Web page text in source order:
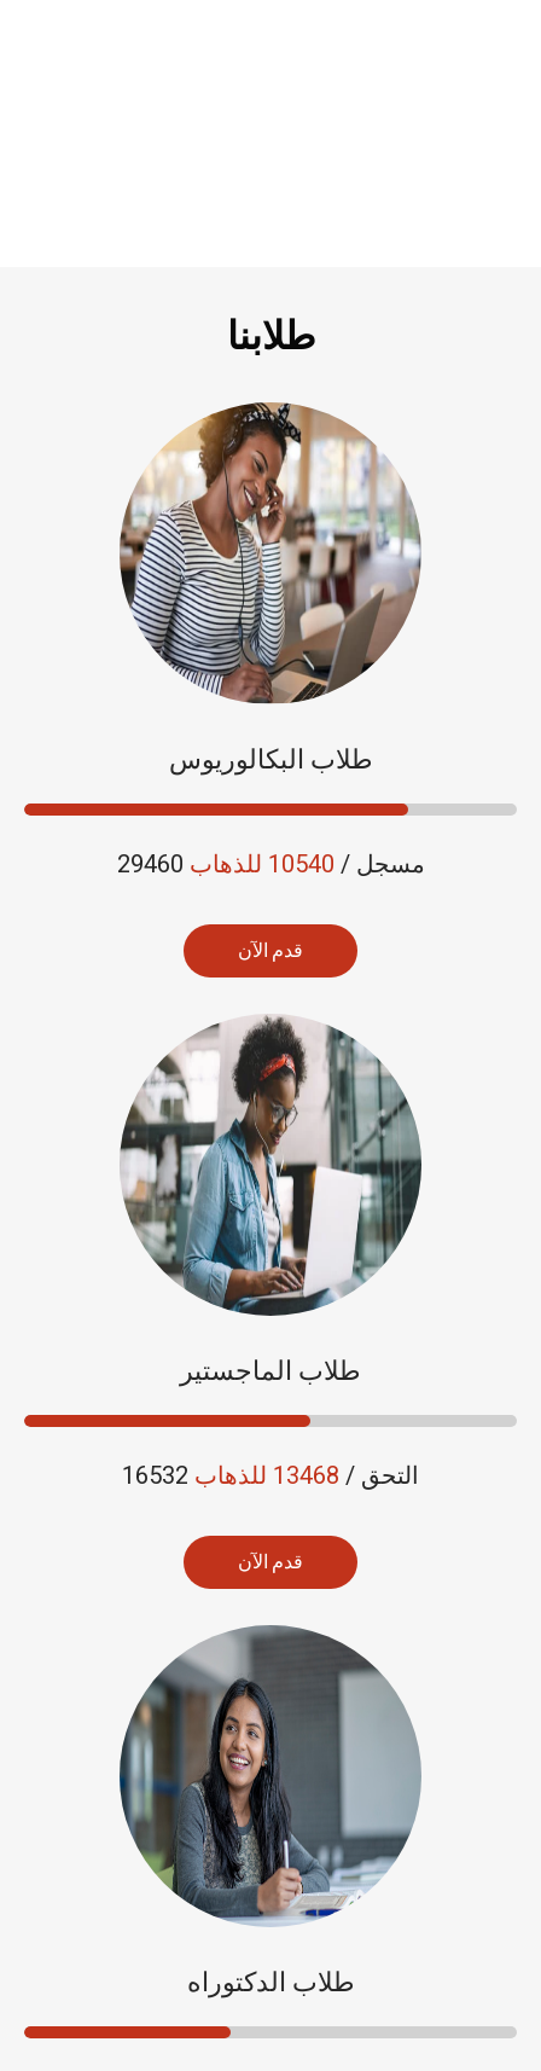
طلابنا
طلاب البكالوريوس
29460 مسجل / 10540 للذهاب
قدم الآن
طلاب الماجستير
16532 التحق / 13468 للذهاب
قدم الآن
طلاب الدكتوراه